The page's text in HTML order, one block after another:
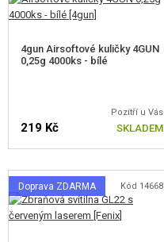
4gun Airsoftové kuličky 4GUN
0,25g 4000ks - bílé
Pozítří u Vás
219 Kč SKLADEM
Doprava ZDARMA Kód 14668